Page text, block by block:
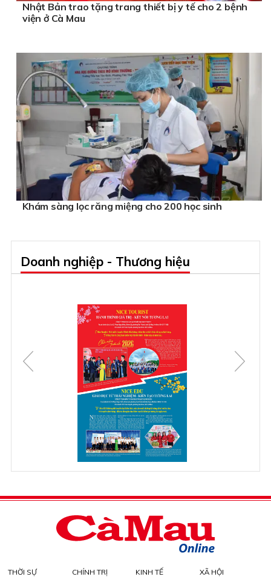
Nhật Bản trao tặng trang thiết bị y tế cho 2 bệnh
viện ở Cà Mau
Khám sàng lọc răng miệng cho 200 học sinh
Doanh nghiệp - Thương hiệu
THỜI SỰ CHÍNH TRỊ KINH TẾ XÃ HỘI